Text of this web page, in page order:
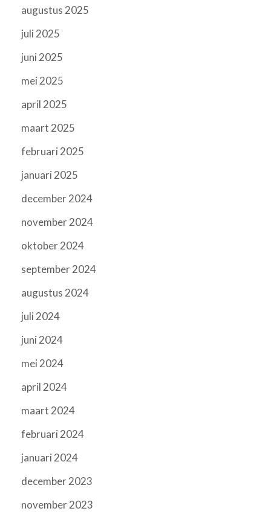
augustus 2025
juli 2025
juni 2025
mei 2025
april 2025
maart 2025
februari 2025
januari 2025
december 2024
november 2024
oktober 2024
september 2024
augustus 2024
juli 2024
juni 2024
mei 2024
april 2024
maart 2024
februari 2024
januari 2024
december 2023
november 2023